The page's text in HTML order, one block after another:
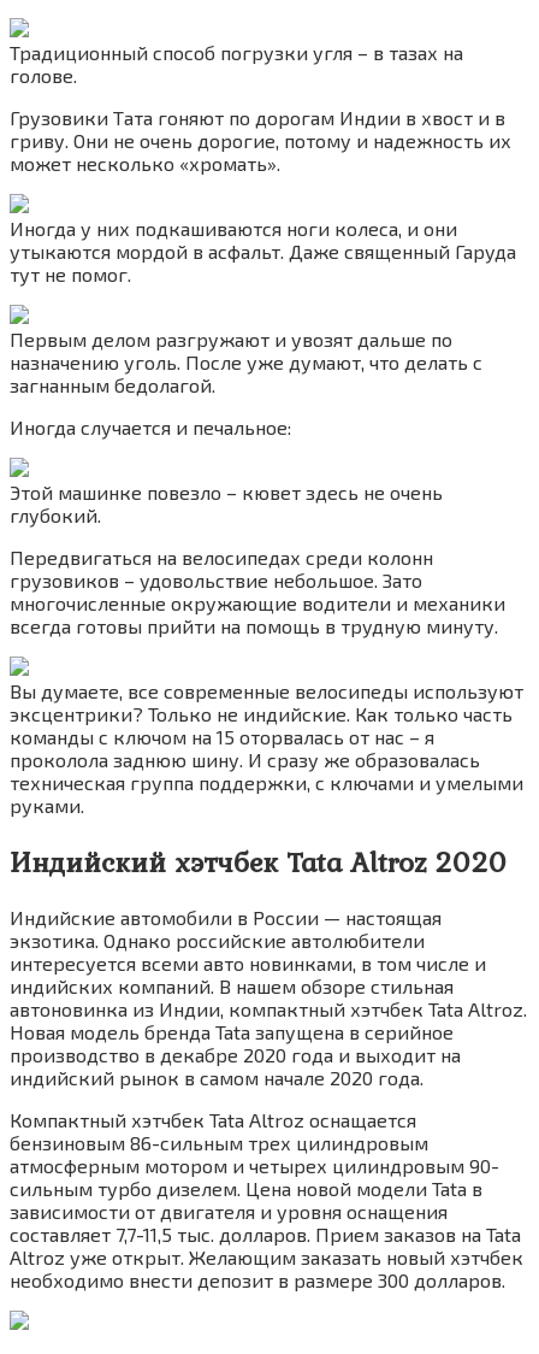
Традиционный способ погрузки угля – в тазах на
голове.
Грузовики Тата гоняют по дорогам Индии в хвост и в
гриву. Они не очень дорогие, потому и надежность их
может несколько «хромать».
Иногда у них подкашиваются ноги колеса, и они
утыкаются мордой в асфальт. Даже священный Гаруда
тут не помог.
Первым делом разгружают и увозят дальше по
назначению уголь. После уже думают, что делать с
загнанным бедолагой.
Иногда случается и печальное:
Этой машинке повезло – кювет здесь не очень
глубокий.
Передвигаться на велосипедах среди колонн
грузовиков – удовольствие небольшое. Зато
многочисленные окружающие водители и механики
всегда готовы прийти на помощь в трудную минуту.
Вы думаете, все современные велосипеды используют
эксцентрики? Только не индийские. Как только часть
команды с ключом на 15 оторвалась от нас – я
проколола заднюю шину. И сразу же образовалась
техническая группа поддержки, с ключами и умелыми
руками.
Индийский хэтчбек Tata Altroz 2020
Индийские автомобили в России — настоящая
экзотика. Однако российские автолюбители
интересуется всеми авто новинками, в том числе и
индийских компаний. В нашем обзоре стильная
автоновинка из Индии, компактный хэтчбек Tata Altroz.
Новая модель бренда Tata запущена в серийное
производство в декабре 2020 года и выходит на
индийский рынок в самом начале 2020 года.
Компактный хэтчбек Tata Altroz оснащается
бензиновым 86-сильным трех цилиндровым
атмосферным мотором и четырех цилиндровым 90-
сильным турбо дизелем. Цена новой модели Tata в
зависимости от двигателя и уровня оснащения
составляет 7,7-11,5 тыс. долларов. Прием заказов на Tata
Altroz уже открыт. Желающим заказать новый хэтчбек
необходимо внести депозит в размере 300 долларов.